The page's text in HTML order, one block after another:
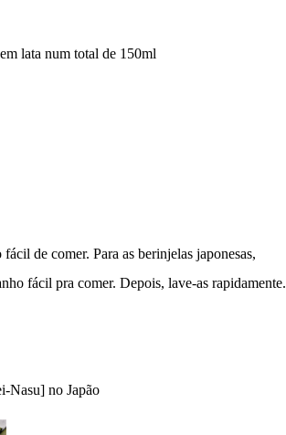
lata num total de 150ml
de comer. Para as berinjelas japonesas,
fácil pra comer. Depois, lave-as rapidamente.
Nasu] no Japão